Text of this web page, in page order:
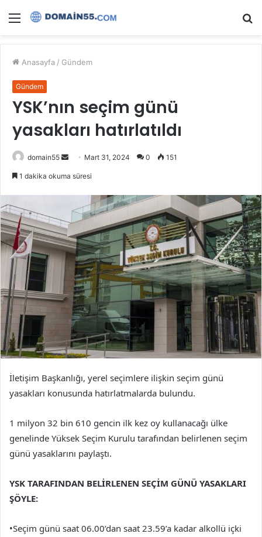
Menü
Anasayfa / Gündem
Gündem
YSK’nın seçim günü
yasakları hatırlatıldı
domain55
Bir
göndermek
Mart 31, 2024 0 151
1 dakika okuma süresi
İletişim Başkanlığı, yerel seçimlere ilişkin seçim günü
yasakları konusunda hatırlatmalarda bulundu.
1 milyon 32 bin 610 gencin ilk kez oy kullanacağı ülke
genelinde Yüksek Seçim Kurulu tarafından belirlenen seçim
günü yasaklarını paylaştı.
YSK TARAFINDAN BELİRLENEN SEÇİM GÜNÜ YASAKLARI
ŞÖYLE:
•Seçim günü saat 06.00’dan saat 23.59’a kadar alkollü içki